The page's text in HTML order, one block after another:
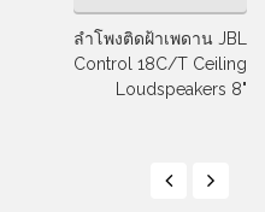
ลำโพงติดฝ้าเพดาน JBL
Control 18C/T Ceiling
Loudspeakers 8"